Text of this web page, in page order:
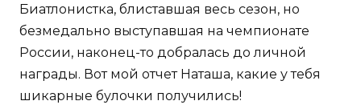
Биатлонистка, блиставшая весь сезон, но
безмедально выступавшая на чемпионате
России, наконец-то добралась до личной
награды. Вот мой отчет Наташа, какие у тебя
шикарные булочки получились!